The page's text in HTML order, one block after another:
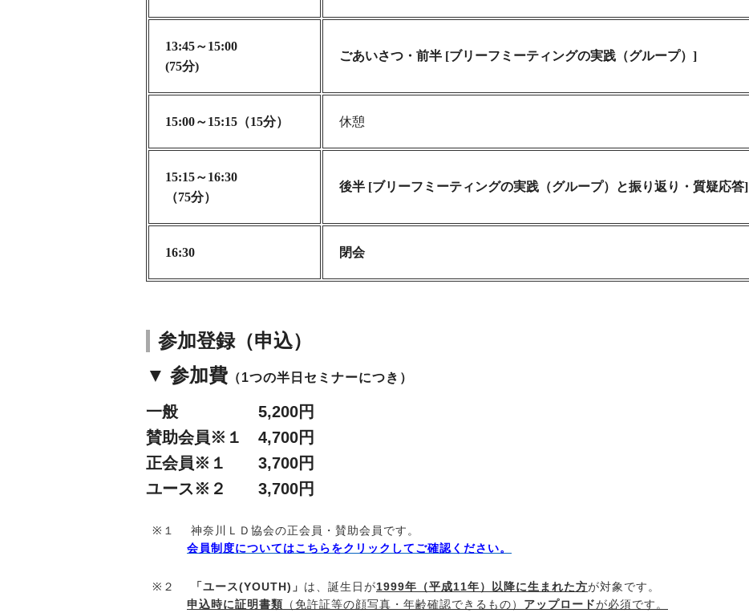
13:45～15:00
(75分)
ごあいさつ・前半 [ブリーフミーティングの実践（グループ）]
15:00～15:15（15分） 休憩
15:15～16:30
（75分）
後半 [ブリーフミーティングの実践（グループ）と振り返り・質疑応答]
16:30 閉会
参加登録（申込）
▼ 参加費 （1つの半日セミナーにつき）
一般 5,200円
賛助会員※１ 4,700円
正会員※１ 3,700円
ユース※２ 3,700円
※１
神奈川ＬＤ協会の正会員・賛助会員です。
会員制度についてはこちらをクリックしてご確認ください。
※２ 「ユース(YOUTH)」 は、誕生日が1999年（平成11年）以降に生まれた方が対象です。
申込時に証明書類 （免許証等の顔写真・年齢確認できるもの） アップロードが必須です。